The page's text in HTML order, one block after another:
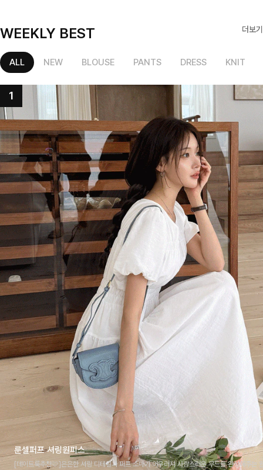
WEEKLY BEST 더보기
ALL NEW BLOUSE PANTS DRESS KNIT
룬셀퍼프 셔링원피스
[데이트룩추천🩷]은은한 셔링 디테일과 퍼프 소매가 어우러져 사랑스러운 무드를 완성해주는